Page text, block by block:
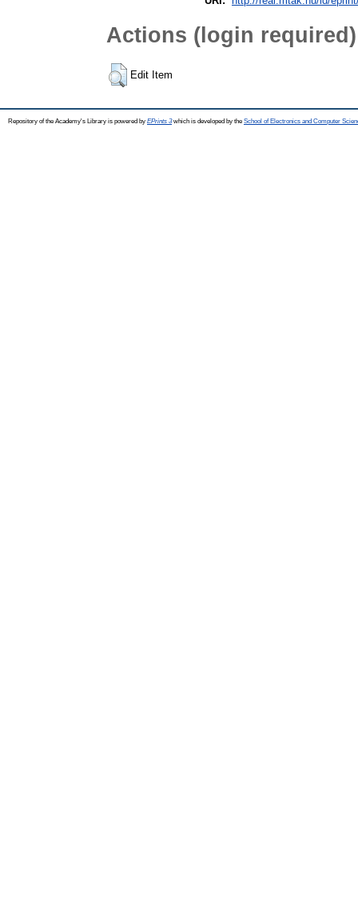
Actions (login required)
Edit Item
Repository of the Academy's Library is powered by EPrints 3which is developed by the School of Electronics and Computer